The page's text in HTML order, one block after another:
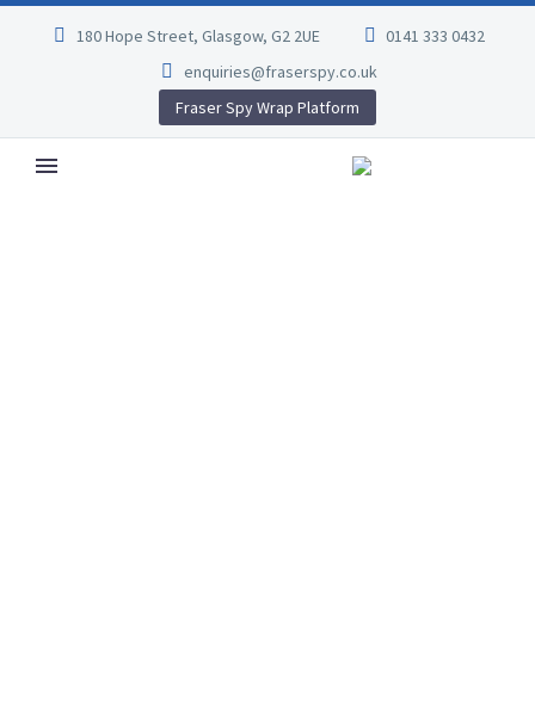
180 Hope Street, Glasgow, G2 2UE
0141 333 0432
enquiries@fraserspy.co.uk
Fraser Spy Wrap Platform